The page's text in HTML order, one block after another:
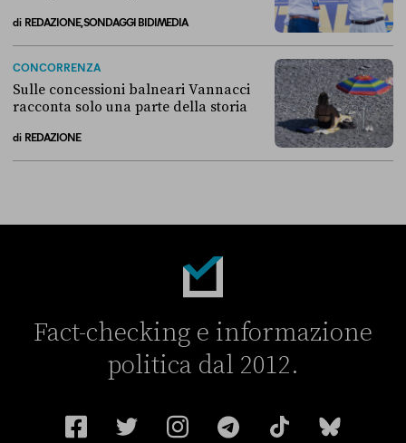
di REDAZIONE, SONDAGGI BIDIMEDIA
CONCORRENZA
Sulle concessioni balneari Vannacci
racconta solo una parte della storia
di REDAZIONE
Fact-checking e informazione
politica dal 2012.